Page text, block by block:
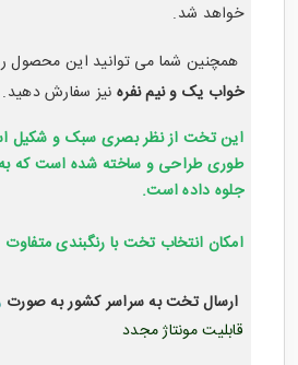
خواهد شد.
همچنین شما می توانید این محصول
خواب یک و نیم نفره نیز سفارش دهید.
این تخت از نظر بصری سبک و شکیل
طوری طراحی و ساخته شده است که
جلوه داده است.
امکان انتخاب تخت با رنگبندی متفاوت
ارسال تخت به سراسر کشور به صورت
قابلیت مونتاژ مجدد